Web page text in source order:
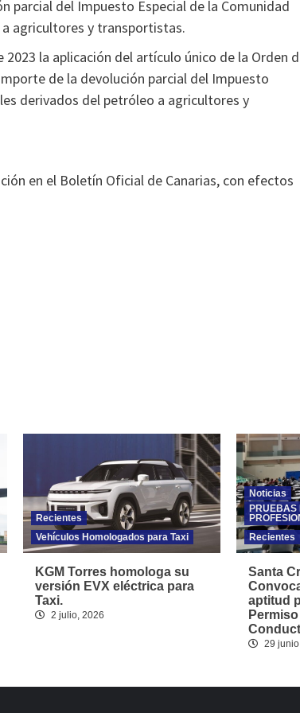
parcial del Impuesto Especial de la Comunidad
agricultores y transportistas.
la aplicación del artículo único de la Orden
de la devolución parcial del Impuesto
derivados del petróleo a agricultores y
en el Boletín Oficial de Canarias, con efectos
Recientes
Vehículos Homologados para Taxi
KGM Torres homologa su
versión EVX eléctrica para
Taxi.
2 julio, 2026
Noticias
PRUEBAS
Recientes
Santa
aptitud
29